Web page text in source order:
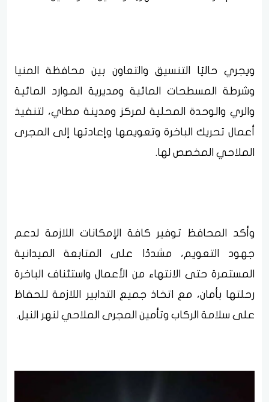
ويجري حاليًا التنسيق والتعاون بين محافظة المنيا
وشرطة المسطحات المائية ومديرية الموارد المائية
والري والوحدة المحلية لمركز ومدينة مطاي، لتنفيذ
أعمال تحريك الباخرة وتعويمها وإعادتها إلى المجرى
الملاحي المخصص لها.
وأكد المحافظ توفير كافة الإمكانات اللازمة لدعم
جهود التعويم، مشددًا على المتابعة الميدانية
المستمرة حتى الانتهاء من الأعمال واستئناف الباخرة
رحلتها بأمان، مع اتخاذ جميع التدابير اللازمة للحفاظ
على سلامة الركاب وتأمين المجرى الملاحي لنهر النيل.